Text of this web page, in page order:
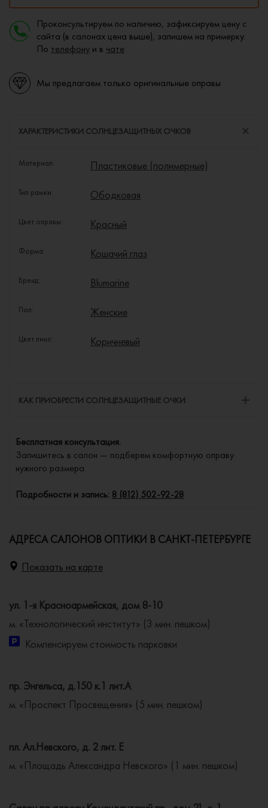
Проконсультируем по наличию, зафиксируем цену с
сайта (в салонах цена выше), запишем на примерку.
По телефону и в чате
Мы предлагаем только оригинальные оправы
ХАРАКТЕРИСТИКИ СОЛНЦЕЗАЩИТНЫХ ОЧКОВ
Материал: Пластиковые (полимерные)
Тип рамки: Ободковая
Цвет оправы: Красный
Форма: Кошачий глаз
Бренд: Blumarine
Пол: Женские
Цвет линз: Коричневый
КАК ПРИОБРЕСТИ СОЛНЦЕЗАЩИТНЫЕ ОЧКИ
Бесплатная консультация.
Запишитесь в салон — подберем комфортную оправу
нужного размера.
Подробности и запись: 8 (812) 502-92-28
АДРЕСА САЛОНОВ ОПТИКИ В САНКТ-ПЕТЕРБУРГЕ
Показать на карте
ул. 1-я Красноармейская, дом 8-10
м. «Технологический институт» (3 мин. пешком)
Компенсируем стоимость парковки
пр. Энгельса, д.150 к.1 лит.А
м. «Проспект Просвещения» (5 мин. пешком)
пл. Ал.Невского, д. 2 лит. Е
м. «Площадь Александра Невского» (1 мин. пешком)